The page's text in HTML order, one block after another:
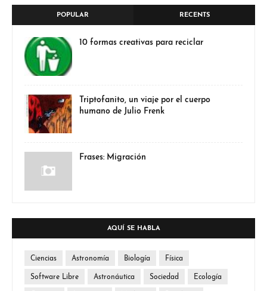
POPULAR RECENTS
10 formas creativas para reciclar
Triptofanito, un viaje por el cuerpo
humano de Julio Frenk
Frases: Migración
AQUÍ SE HABLA
Ciencias Astronomía Biología Física
Software Libre Astronáutica Sociedad Ecología